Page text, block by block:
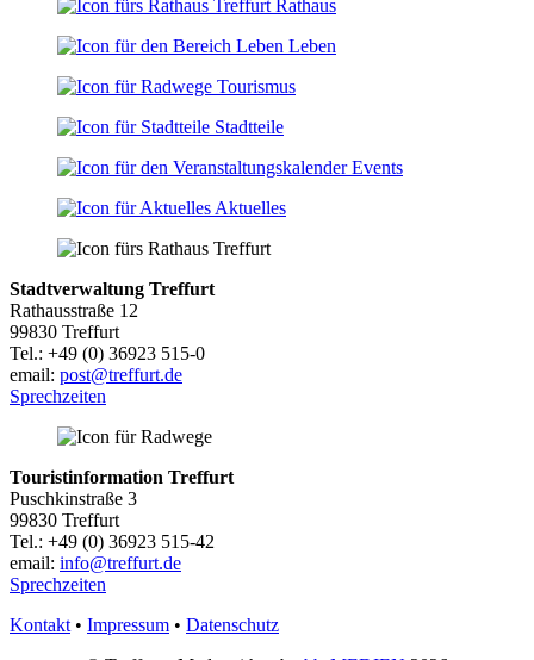
Rathaus
Leben
Tourismus
Stadtteile
Events
Aktuelles
Stadtverwaltung Treffurt
Rathausstraße 12
99830 Treffurt
Tel.: +49 (0) 36923 515-0
email: post@treffurt.de
Sprechzeiten
Touristinformation Treffurt
Puschkinstraße 3
99830 Treffurt
Tel.: +49 (0) 36923 515-42
email: info@treffurt.de
Sprechzeiten
Kontakt • Impressum • Datenschutz